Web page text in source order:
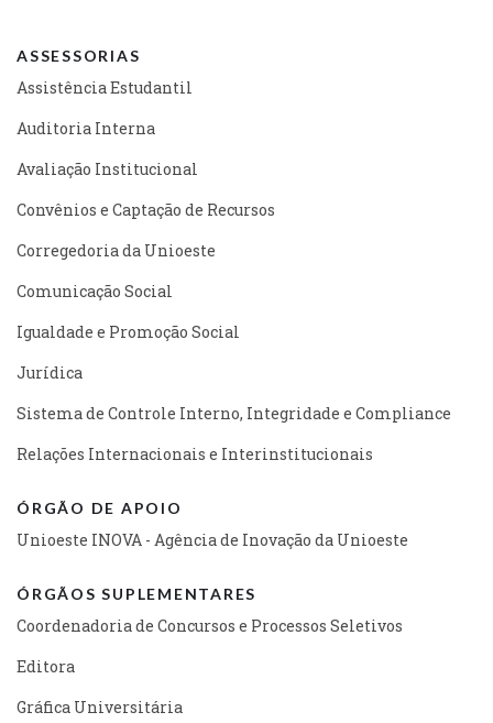
ASSESSORIAS
Assistência Estudantil
Auditoria Interna
Avaliação Institucional
Convênios e Captação de Recursos
Corregedoria da Unioeste
Comunicação Social
Igualdade e Promoção Social
Jurídica
Sistema de Controle Interno, Integridade e Compliance
Relações Internacionais e Interinstitucionais
ÓRGÃO DE APOIO
Unioeste INOVA - Agência de Inovação da Unioeste
ÓRGÃOS SUPLEMENTARES
Coordenadoria de Concursos e Processos Seletivos
Editora
Gráfica Universitária